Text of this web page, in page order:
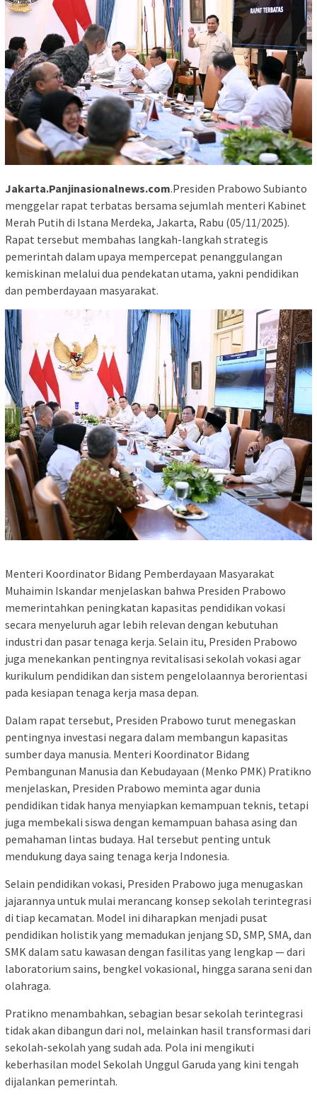
Jakarta.Panjinasionalnews.com.Presiden Prabowo Subianto
menggelar rapat terbatas bersama sejumlah menteri Kabinet
Merah Putih di Istana Merdeka, Jakarta, Rabu (05/11/2025).
Rapat tersebut membahas langkah-langkah strategis
pemerintah dalam upaya mempercepat penanggulangan
kemiskinan melalui dua pendekatan utama, yakni pendidikan
dan pemberdayaan masyarakat.
Menteri Koordinator Bidang Pemberdayaan Masyarakat
Muhaimin Iskandar menjelaskan bahwa Presiden Prabowo
memerintahkan peningkatan kapasitas pendidikan vokasi
secara menyeluruh agar lebih relevan dengan kebutuhan
industri dan pasar tenaga kerja. Selain itu, Presiden Prabowo
juga menekankan pentingnya revitalisasi sekolah vokasi agar
kurikulum pendidikan dan sistem pengelolaannya berorientasi
pada kesiapan tenaga kerja masa depan.
Dalam rapat tersebut, Presiden Prabowo turut menegaskan
pentingnya investasi negara dalam membangun kapasitas
sumber daya manusia. Menteri Koordinator Bidang
Pembangunan Manusia dan Kebudayaan (Menko PMK) Pratikno
menjelaskan, Presiden Prabowo meminta agar dunia
pendidikan tidak hanya menyiapkan kemampuan teknis, tetapi
juga membekali siswa dengan kemampuan bahasa asing dan
pemahaman lintas budaya. Hal tersebut penting untuk
mendukung daya saing tenaga kerja Indonesia.
Selain pendidikan vokasi, Presiden Prabowo juga menugaskan
jajarannya untuk mulai merancang konsep sekolah terintegrasi
di tiap kecamatan. Model ini diharapkan menjadi pusat
pendidikan holistik yang memadukan jenjang SD, SMP, SMA, dan
SMK dalam satu kawasan dengan fasilitas yang lengkap — dari
laboratorium sains, bengkel vokasional, hingga sarana seni dan
olahraga.
Pratikno menambahkan, sebagian besar sekolah terintegrasi
tidak akan dibangun dari nol, melainkan hasil transformasi dari
sekolah-sekolah yang sudah ada. Pola ini mengikuti
keberhasilan model Sekolah Unggul Garuda yang kini tengah
dijalankan pemerintah.